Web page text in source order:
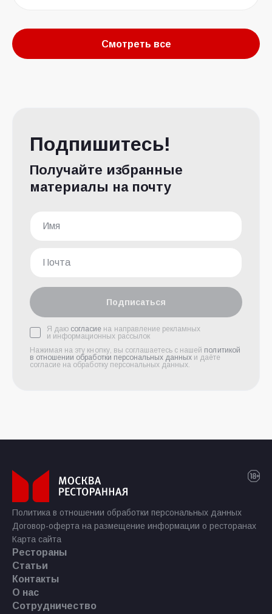
Смотреть все
Подпишитесь!
Получайте избранные
материалы на почту
Подписаться
Я даю согласие на направление рекламных
и информационных рассылок
Нажимая на эту кнопку, вы соглашаетесь с нашей политикой
в отношении обработки персональных данных и даёте
согласие на обработку персональных данных.
Политика в отношении обработки персональных данных
Договор-оферта на размещение информации о ресторанах
Карта сайта
Рестораны
Статьи
Контакты
О нас
Сотрудничество